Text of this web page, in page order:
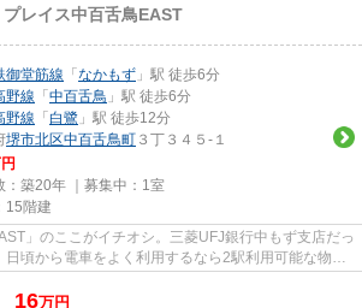
プレイス中百舌鳥EAST
御堂筋線 「 なかもず 」駅 徒歩6分
野線 「 中百舌鳥 」駅 徒歩6分
野線 「 白鷺 」駅 徒歩12分
堺市北区中百舌鳥町 ３丁３４５-１
：築20年 ｜募集中： 1室
15階建
」のここがイチオシ。三菱UFJ銀行中もず支店だっ
頃から電車をよく利用するなら2駅利用可能な物件
策...
16万円